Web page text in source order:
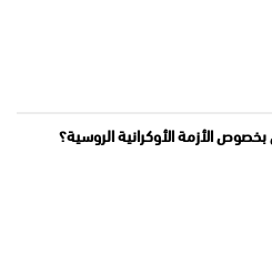
الأزمة الأوكرانية الروسية؟